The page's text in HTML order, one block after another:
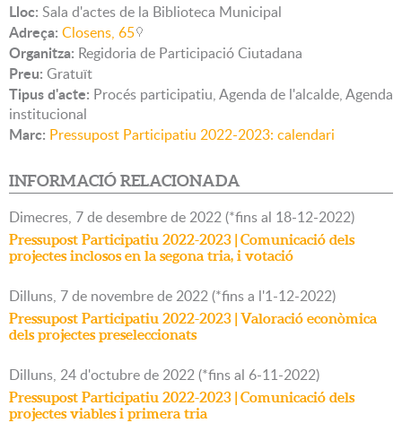
Lloc: Sala d'actes de la Biblioteca Municipal
Adreça: Closens, 65
Organitza: Regidoria de Participació Ciutadana
Preu: Gratuït
Tipus d'acte: Procés participatiu, Agenda de l'alcalde, Agenda
institucional
Marc: Pressupost Participatiu 2022-2023: calendari
INFORMACIÓ RELACIONADA
Dimecres, 7dedesembrede 2022(*fins al 18-12-2022)
Pressupost Participatiu 2022-2023 | Comunicació dels
projectes inclosos en la segona tria, i votació
Dilluns, 7de novembrede 2022(*fins a l'1-12-2022)
Pressupost Participatiu 2022-2023 | Valoració econòmica
dels projectes preseleccionats
Dilluns, 24d'octubrede 2022(*fins al 6-11-2022)
Pressupost Participatiu 2022-2023 | Comunicació dels
projectes viables i primera tria